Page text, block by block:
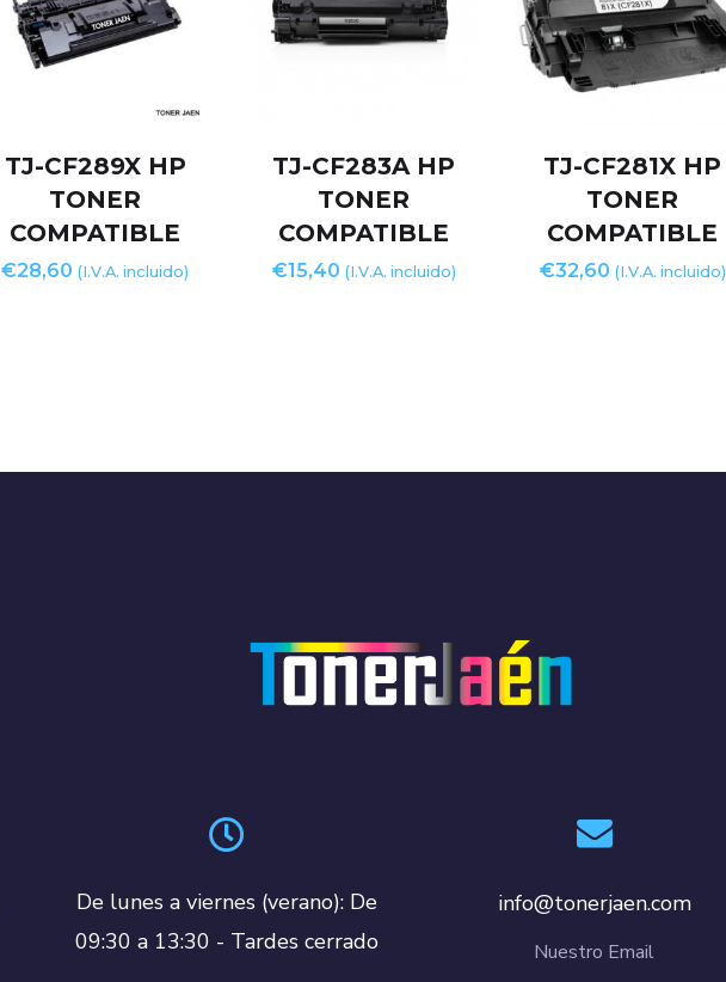
TJ-CF289X HP
TONER
COMPATIBLE
€28,60 (I.V.A. incluido)
TJ-CF283A HP
TONER
COMPATIBLE
€15,40 (I.V.A. incluido)
TJ-CF281X HP
TONER
COMPATIBLE
€32,60 (I.V.A. incluido)
De lunes a viernes (verano): De
09:30 a 13:30 - Tardes cerrado
info@tonerjaen.com
Nuestro Email